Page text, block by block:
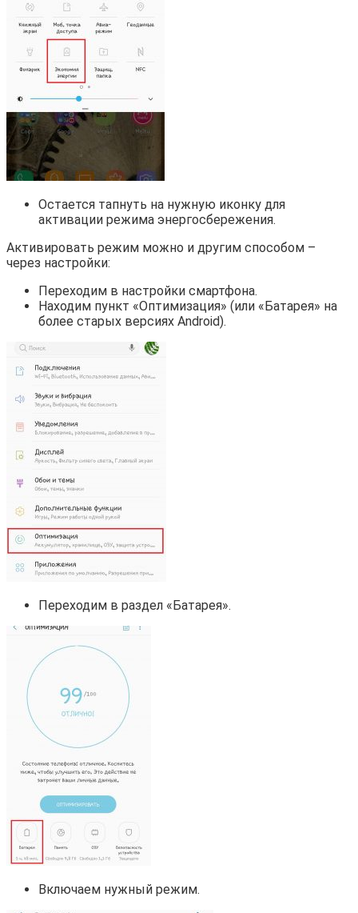
Остается тапнуть на нужную иконку для
активации режима энергосбережения.
Активировать режим можно и другим способом –
через настройки:
Переходим в настройки смартфона.
Находим пункт «Оптимизация» (или «Батарея» на
более старых версиях Android).
Переходим в раздел «Батарея».
Включаем нужный режим.